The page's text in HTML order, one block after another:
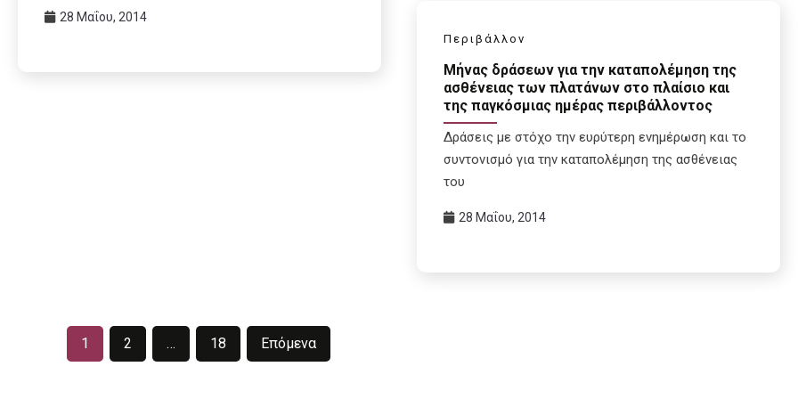
28 Μαΐου, 2014
Περιβάλλον
Μήνας δράσεων για την καταπολέμηση της
ασθένειας των πλατάνων στο πλαίσιο και
της παγκόσμιας ημέρας περιβάλλοντος
Δράσεις με στόχο την ευρύτερη ενημέρωση και το
συντονισμό για την καταπολέμηση της ασθένειας
του
28 Μαΐου, 2014
1 2 … 18 Επόμενα